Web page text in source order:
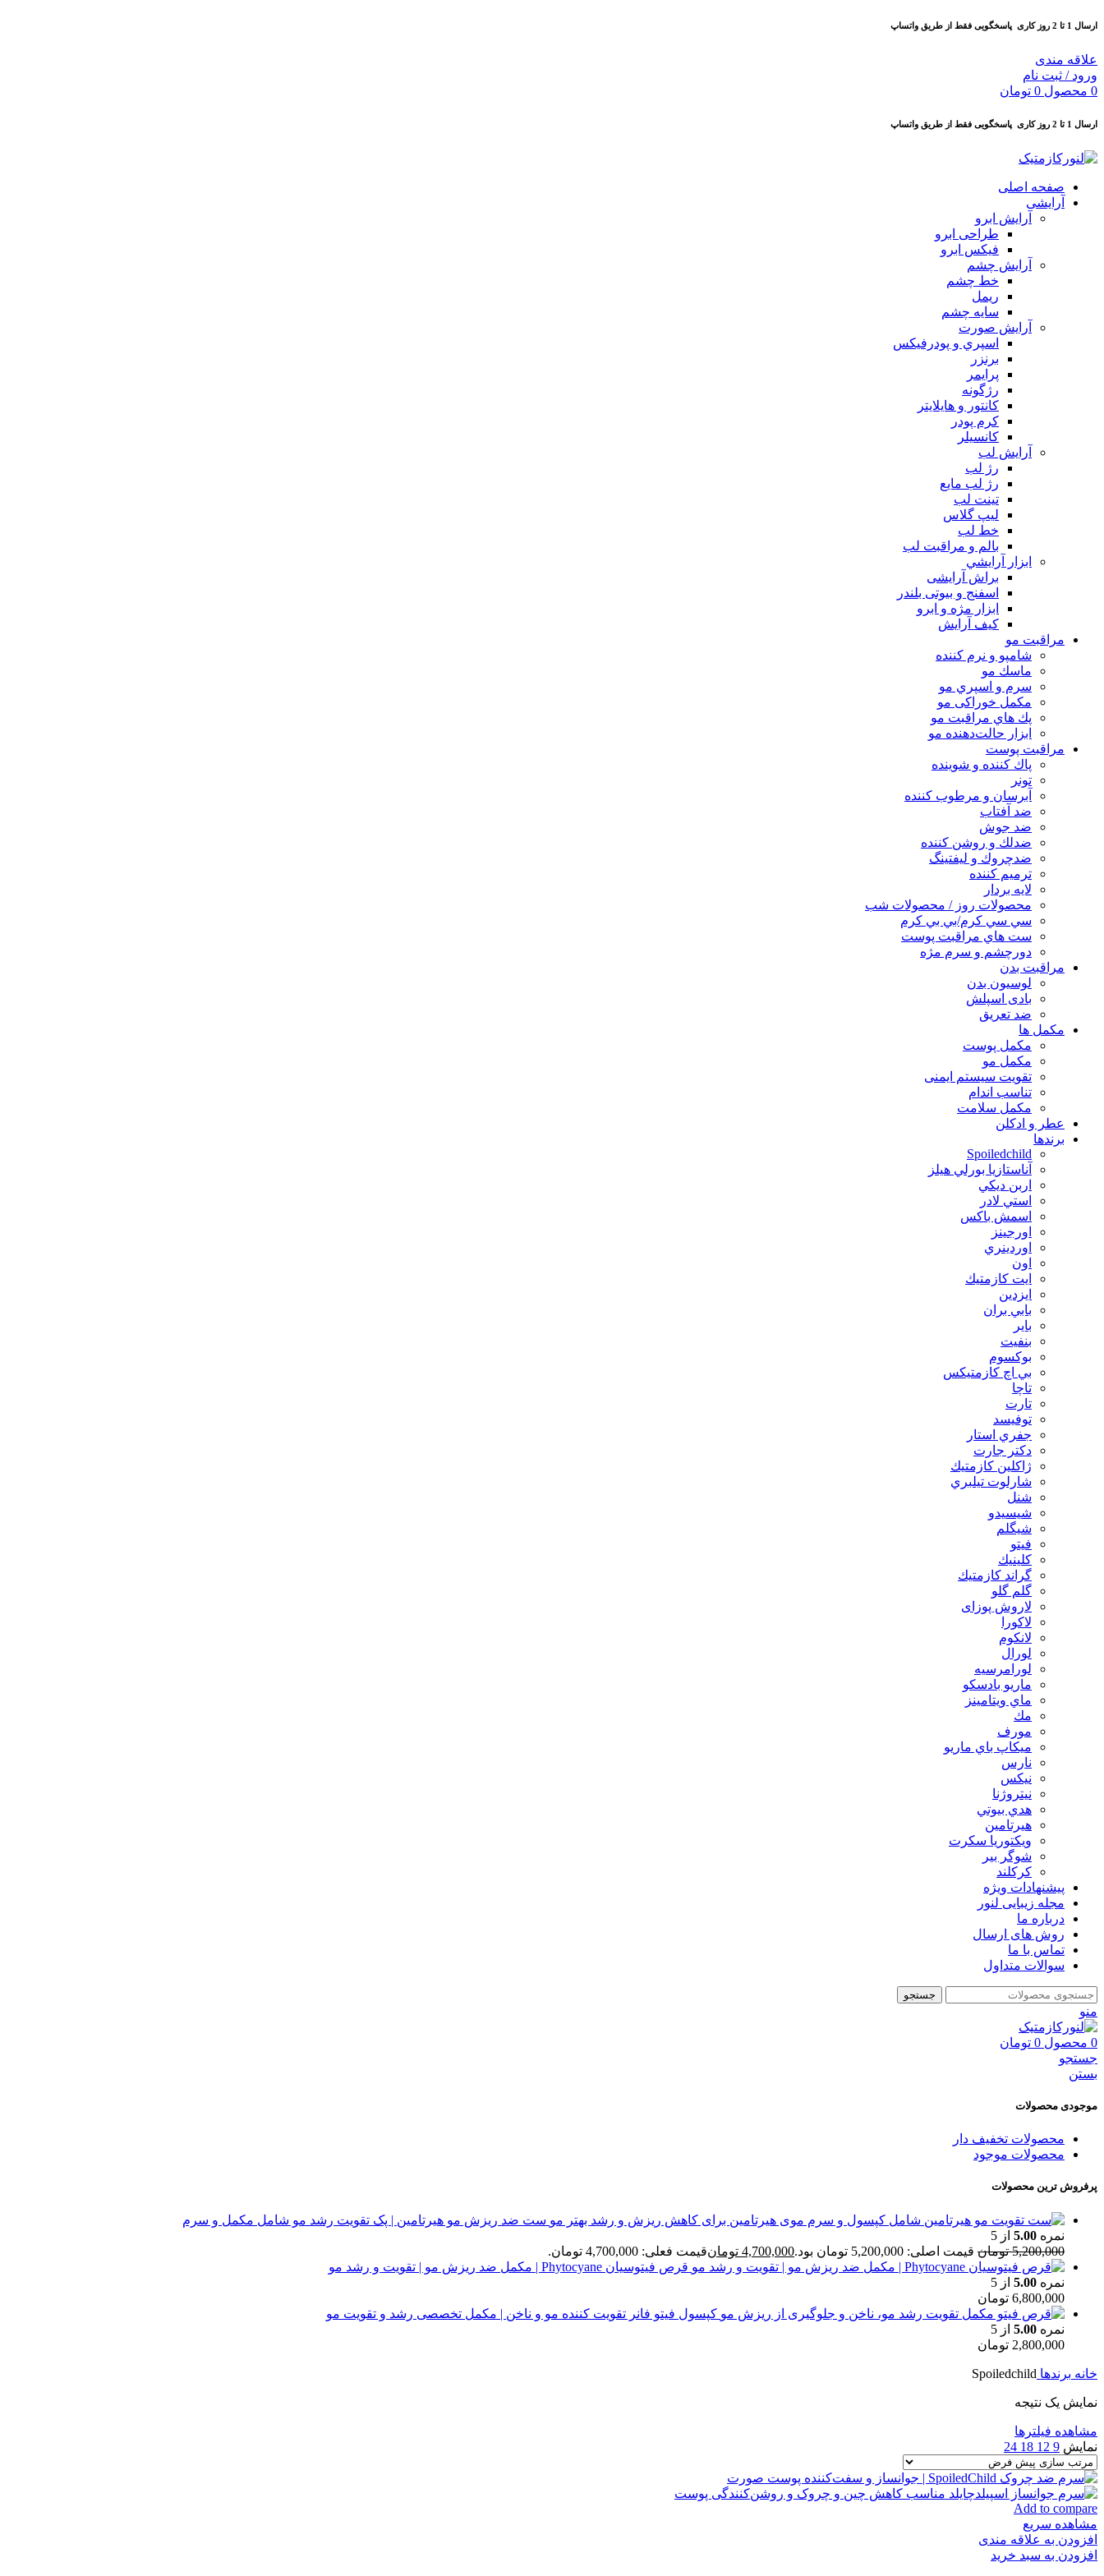
ارسال 1 تا 2 روز کاری پاسخگویی فقط از طریق واتساپ
علاقه مندی
ورود / ثبت نام
0 محصول 0 تومان
ارسال 1 تا 2 روز کاری پاسخگویی فقط از طریق واتساپ
صفحه اصلی
آرایشی
آرايش ابرو
طراحی ابرو
فیکس ابرو
آرايش چشم
خط چشم
ريمل
سايه چشم
آرايش صورت
اسپري و پودرفيكس
برنزر
پرايمر
رژگونه
كانتور و هايلايتر
كرم پودر
كانسيلر
آرايش لب
رژ لب
رژ لب مایع
تینت لب
لیپ گلاس
خط لب
بالم و مراقبت لب
ابزار آرايشي
براش آرایشی
اسفنج و بیوتی بلندر
ابزار مژه و ابرو
کیف آرایش
مراقبت مو
شامپو و نرم كننده
ماسك مو
سرم و اسپري مو
مكمل خوراكی مو
پك هاي مراقبت مو
ابزار حالت‌دهنده مو
مراقبت پوست
پاك كننده و شوينده
تونر
آبرسان و مرطوب كننده
ضد آفتاب
ضد جوش
ضدلك و روشن كننده
ضدچروك و ليفتينگ
ترميم كننده
لايه بردار
محصولات روز / محصولات شب
سي سي كرم/بي بي كرم
ست هاي مراقبت پوست
دورچشم و سرم مژه
مراقبت بدن
لوسیون بدن
بادی اسپلش
ضد تعریق
مكمل ها
مکمل پوست
مکمل مو
تقویت سیستم ایمنی
تناسب اندام
مکمل سلامت
عطر و ادکلن
برندها
Spoiledchild
آناستازيا بورلي هيلز
اربن ديكي
استي لادر
اسمش باكس
اورجينز
اوردينري
اون
ايت كازمتيك
ايزدين
بابي بران
بایر
بنفيت
بوكسوم
بي اچ كازمتيكس
تاچا
تارت
توفيسد
جفري استار
دكتر جارت
ژاكلين كازمتيك
شارلوت تيلبري
شنل
شيسيدو
شیگلم
فيتو
كلينيك
گراند كازمتيك
گلم گلو
لاروش پوزای
لاكورا
لانكوم
لورال
لورامرسيه
ماريو بادسكو
ماي ويتامينز
مك
مورف
ميكاپ باي ماريو
نارس
نيكس
نیتروژنا
هدي بيوتي
هیرتامین
ویکتوریا سکرت
شوگر بير
کرکلند
پیشنهادات ویژه
مجله زیبایی لنور
درباره ما
روش های ارسال
تماس با ما
سوالات متداول
جستجو
منو
0 محصول 0 تومان
جستجو
بستن
موجودی محصولات
محصولات تخفیف دار
محصولات موجود
پرفروش ترین محصولات
ست ضد ریزش مو هیرتامین | پک تقویت رشد مو شامل مکمل و سرم
نمره 5.00 از 5
5,200,000 تومان قیمت اصلی: 5,200,000 تومان بود. 4,700,000 تومانقیمت فعلی: 4,700,000 تومان.
قرص فیتوسیان Phytocyane | مکمل ضد ریزش مو | تقویت و رشد مو
نمره 5.00 از 5
6,800,000 تومان
کپسول فیتو فانر تقویت کننده مو و ناخن | مکمل تخصصی رشد و تقویت مو
نمره 5.00 از 5
2,800,000 تومان
خانه برندها Spoiledchild
نمایش یک نتیجه
مشاهده فیلترها
نمایش 9
12
18
24
Add to compare
مشاهده سریع
افزودن به علاقه مندی
افزودن به سبد خرید